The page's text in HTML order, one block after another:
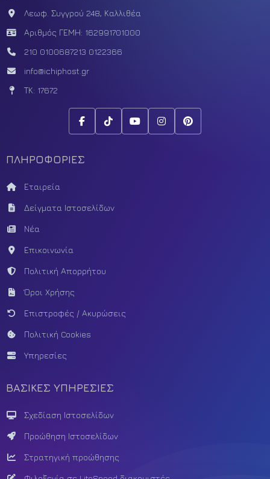
Λεωφ. Συγγρού 248, Καλλιθέα
Αριθμός ΓΕΜΗ: 162991701000
210 0100687213 0122366
info@ichiphost.gr
ΤΚ: 17672
ΠΛΗΡΟΦΟΡΙΕΣ
Εταιρεία
Δείγματα Ιστοσελίδων
Νέα
Επικοινωνία
Πολιτική Απορρήτου
Όροι Χρήσης
Επιστροφές / Ακυρώσεις
Πολιτική Cookies
Υπηρεσίες
ΒΑΣΙΚΕΣ ΥΠΗΡΕΣΙΕΣ
Σχεδίαση Ιστοσελίδων
Προώθηση Ιστοσελίδων
Στρατηγική προώθησης